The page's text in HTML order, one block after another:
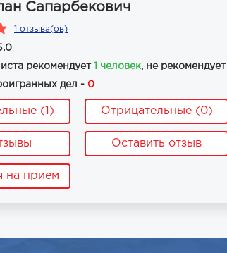
Сапарбекович
1 отзыва(ов)
рекомендует 1 человек, не рекомендует
дел - 0
(1) Отрицательные (0)
Оставить отзыв
на прием